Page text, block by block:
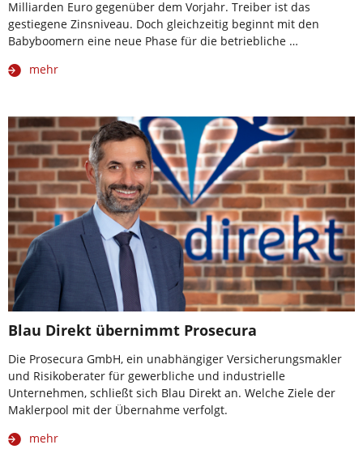
Milliarden Euro gegenüber dem Vorjahr. Treiber ist das
gestiegene Zinsniveau. Doch gleichzeitig beginnt mit den
Babyboomern eine neue Phase für die betriebliche …
mehr
Blau Direkt übernimmt Prosecura
Die Prosecura GmbH, ein unabhängiger Versicherungsmakler
und Risikoberater für gewerbliche und industrielle
Unternehmen, schließt sich Blau Direkt an. Welche Ziele der
Maklerpool mit der Übernahme verfolgt.
mehr